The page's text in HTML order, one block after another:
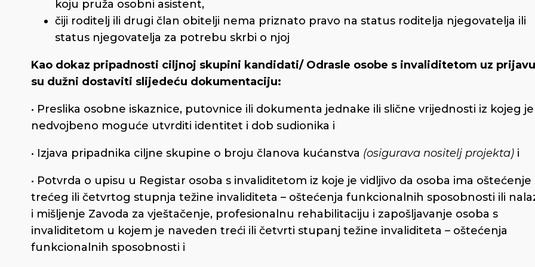
koju pruža osobni asistent,
čiji roditelj ili drugi član obitelji nema priznato pravo na status roditelja njegovatelja ili
status njegovatelja za potrebu skrbi o njoj
Kao dokaz pripadnosti ciljnoj skupini kandidati/ Odrasle osobe s invaliditetom uz prijavu
su dužni dostaviti slijedeću dokumentaciju:
• Preslika osobne iskaznice, putovnice ili dokumenta jednake ili slične vrijednosti iz kojeg je
nedvojbeno moguće utvrditi identitet i dob sudionika i
• Izjava pripadnika ciljne skupine o broju članova kućanstva (osigurava nositelj projekta) i
• Potvrda o upisu u Registar osoba s invaliditetom iz koje je vidljivo da osoba ima oštećenje
trećeg ili četvrtog stupnja težine invaliditeta – oštećenja funkcionalnih sposobnosti ili
i mišljenje Zavoda za vještačenje, profesionalnu rehabilitaciju i zapošljavanje osoba s
invaliditetom u kojem je naveden treći ili četvrti stupanj težine invaliditeta – oštećenja
funkcionalnih sposobnosti i